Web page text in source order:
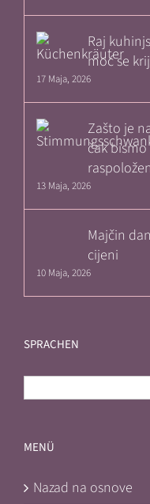
Raj
moć se
17 Maja, 2026
Zašto je
čak
13 Maja, 2026
Majčin
cijeni
10 Maja, 2026
SPRACHEN
MENÜ
Nazad na osnove